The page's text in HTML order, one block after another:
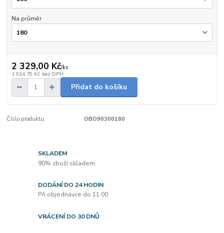
Na průměr
2 329,00 Kč/ks
1 924,79 Kč bez DPH
Přidat do košíku
Číslo produktu: OBO90300180
SKLADEM
90% zboží skladem
DODÁNÍ DO 24 HODIN
Při objednávce do 11:00
VRÁCENÍ DO 30 DNŮ